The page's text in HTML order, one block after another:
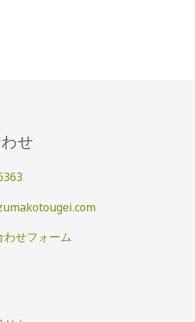
せ
わせフォーム